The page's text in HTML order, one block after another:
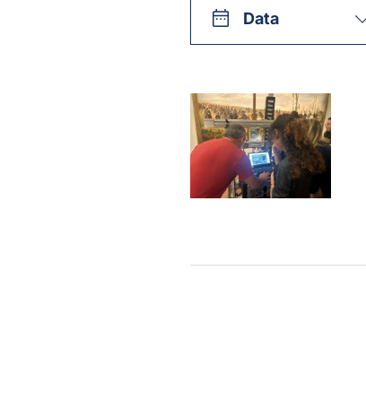
Data